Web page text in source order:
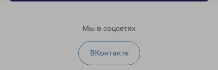
Мы в соцсетях
ВКонтакте